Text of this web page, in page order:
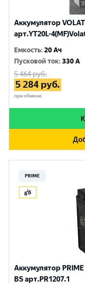
Аккумулятор
арт.YT20L-
Емкость:20 Ач
Пусковой ток:330 A
5 464руб.
5 284 руб.
при обмене
PRIME
Аккумулятор
BS арт.PR1207.1